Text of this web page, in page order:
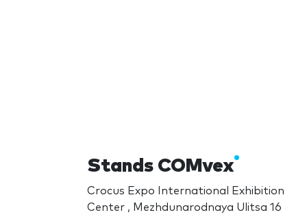
Stands COMvex
Crocus Expo International Exhibition
Center , Mezhdunarodnaya Ulitsa 16